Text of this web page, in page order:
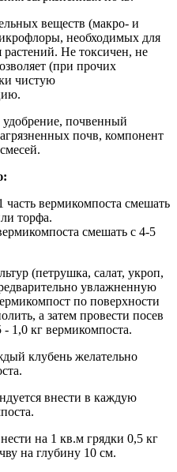
веществ (макро- и
необходимых для
растений. Не токсичен, не
(при прочих
чистую
удобрение, почвенный
почв, компонент
вермикомпоста смешать
торфа.
смешать с 4-5
(петрушка, салат, укроп,
увлажненную
по поверхности
а затем провести посев
1,0 кг вермикомпоста.
клубень желательно
внести в каждую
на 1 кв.м грядки 0,5 кг
на глубину 10 см.